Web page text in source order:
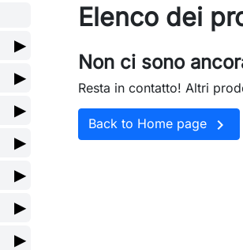
▶
▶
▶
▶
▶
▶
▶
Elenco dei
Non ci sono
Resta in contatto! Altri
Back to Home page 